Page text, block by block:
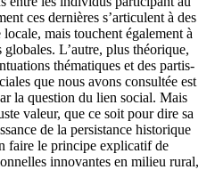
ces dernières s’articulent à des
mais touchent également à
L’autre, plus théorique,
thématiques et des partis-
que nous avons consultée est
la question du lien social. Mais
valeur, que ce soit pour dire sa
de la persistance historique
faire le principe explicatif de
innovantes en milieu rural,